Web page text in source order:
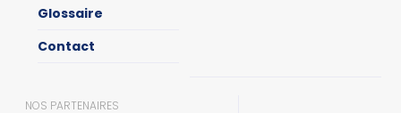
Glossaire
Contact
NOS PARTENAIRES